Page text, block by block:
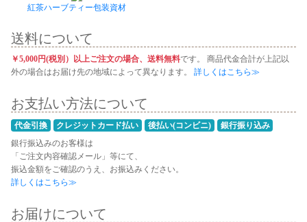
紅茶ハーブティー包装資材
送料について
￥5,000円(税別）以上ご注文の場合、送料無料です。 商品代金合計が上記以
外の場合はお届け先の地域によって異なります。
詳しくはこちら≫
お支払い方法について
代金引換 クレジットカード払い 後払い(コンビニ) 銀行振り込み
銀行振込みのお客様は
「ご注文内容確認メール」等にて、
振込金額をご確認のうえ、お振込みください。
詳しくはこちら≫
お届けについて